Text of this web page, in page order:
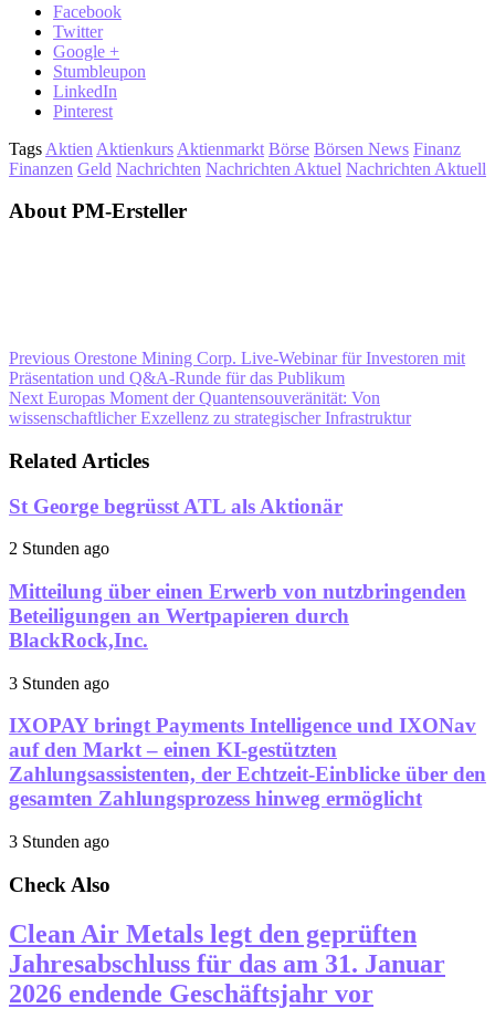
Facebook
Twitter
Google +
Stumbleupon
LinkedIn
Pinterest
Tags Aktien Aktienkurs Aktienmarkt Börse Börsen News Finanz
Finanzen Geld Nachrichten Nachrichten Aktuel Nachrichten Aktuell
About PM-Ersteller
Previous Orestone Mining Corp. Live-Webinar für Investoren mit
Präsentation und Q&A-Runde für das Publikum
Next Europas Moment der Quantensouveränität: Von
wissenschaftlicher Exzellenz zu strategischer Infrastruktur
Related Articles
St George begrüsst ATL als Aktionär
2 Stunden ago
Mitteilung über einen Erwerb von nutzbringenden
Beteiligungen an Wertpapieren durch
BlackRock,Inc.
3 Stunden ago
IXOPAY bringt Payments Intelligence und IXONav
auf den Markt – einen KI-gestützten
Zahlungsassistenten, der Echtzeit-Einblicke über den
gesamten Zahlungsprozess hinweg ermöglicht
3 Stunden ago
Check Also
Clean Air Metals legt den geprüften
Jahresabschluss für das am 31. Januar
2026 endende Geschäftsjahr vor